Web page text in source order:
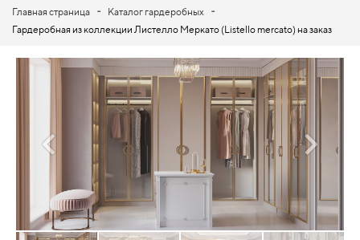
Главная страница - Каталог гардеробных -
Гардеробная из коллекции Листелло Меркато (Listello mercato) на заказ